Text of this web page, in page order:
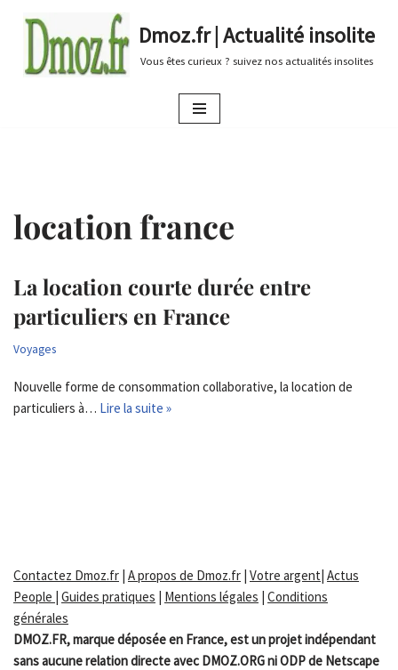
au
Dmoz.fr | Actualité insolite
Vous êtes curieux ? suivez nos actualités insolites
location france
La location courte durée entre
particuliers en France
Voyages
Nouvelle forme de consommation collaborative, la location de
particuliers à… Lire la suite »
Contactez Dmoz.fr | A propos de Dmoz.fr | Votre argent| Actus
People | Guides pratiques | Mentions légales | Conditions
générales
DMOZ.FR, marque déposée en France, est un projet indépendant
sans aucune relation directe avec DMOZ.ORG ni ODP de Netscape